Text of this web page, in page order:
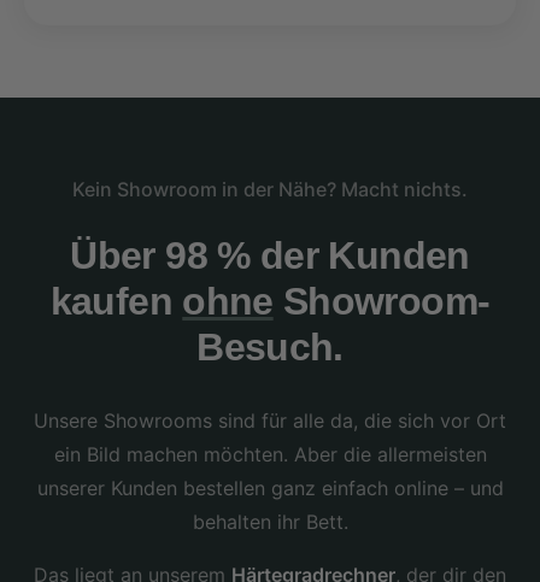
Kein Showroom in der Nähe? Macht nichts.
Über 98 % der Kunden
kaufen ohne Showroom-
Besuch.
Unsere Showrooms sind für alle da, die sich vor Ort
ein Bild machen möchten. Aber die allermeisten
unserer Kunden bestellen ganz einfach online – und
behalten ihr Bett.
Das liegt an unserem Härtegradrechner, der dir den